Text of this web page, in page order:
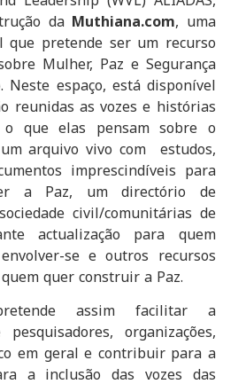
da Muthiana.com, uma
que pretende ser um recurso
Mulher, Paz e Segurança
Neste espaço, está disponível
reunidas as vozes e histórias
que elas pensam sobre o
arquivo vivo com estudos,
imprescindíveis para
a Paz, um directório de
civil/comunitárias de
actualização para quem
se e outros recursos
quer construir a Paz.
assim facilitar a
organizações,
em geral e contribuir para a
a inclusão das vozes das